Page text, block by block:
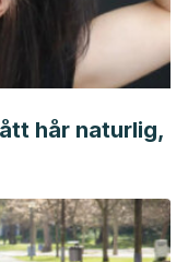
hår naturlig,